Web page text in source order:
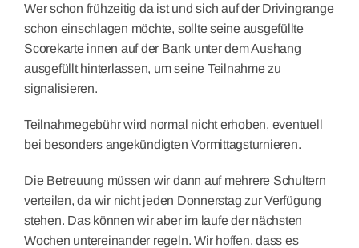
Wer schon frühzeitig da ist und sich auf der Drivingrange
schon ein­schlagen möchte, sollte seine ausgefüllte
Scorekarte innen auf der Bank unter dem Aushang
ausgefüllt hinterlassen, um seine Teilnahme zu
signalisieren.
Teilnahmegebühr wird normal nicht erhoben, eventuell
bei besonders angekündigten Vormittagsturnieren.
Die Betreuung müssen wir dann auf mehrere Schultern
verteilen, da wir nicht jeden Donnerstag zur Verfügung
stehen. Das können wir aber im laufe der nächsten
Wochen untereinander regeln. Wir hoffen, dass es